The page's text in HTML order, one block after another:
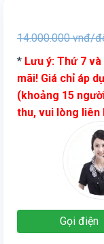
14.000.000vnđ/
* Lưu ý: Thứ 7
mãi! Giá chỉ áp
(khoảng 15
thu, vui lòng
Gọi điện